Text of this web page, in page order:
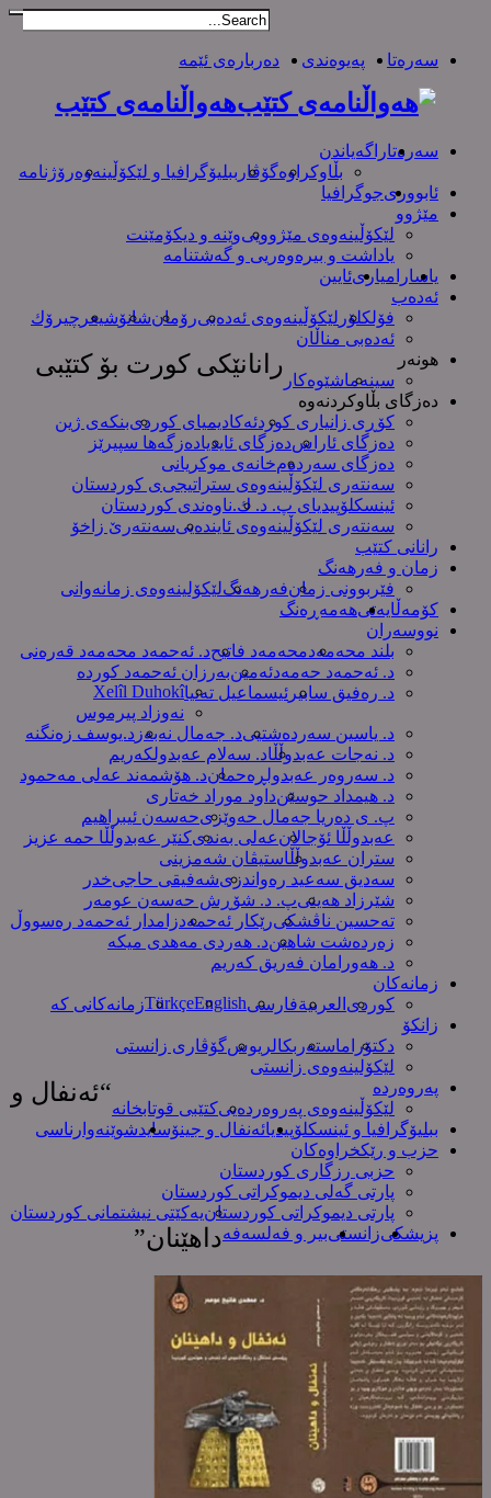
سەرەتا پەیوەندی دەربارەی ئێمە
هەواڵنامەی کتێب
سەرەتاراگەیاندن
بڵاوکراوەگۆڤار ببلیۆگرافیا و لێکۆڵینەوەرۆژنامە
ئابووریجوگرافیا
مێژوو
لێکۆڵینەوەی مێژووییوێنە و دیکۆمێنت
یاداشت و بیره‌وه‌ریی و گەشتنامە
یاسارامیاریئایین
ئەدەب
فۆلکلۆر لێکۆڵینەوەی ئەدەبیرۆمانشانۆشیعر چیرۆك
ئەدەبی مناڵان
هونەر
سینەماشێوەکار
دەزگای بڵاوکردنەوە
کۆڕی زانیاری کوردئەکادیمیای کوردیبنکەی ژین
دەزگای ئاراسدەزگای ئایدیادەزگەها سپیرێز
دەزگای سەردەمخانەی موکریانی
سەنتەری لێكۆڵینەوەی ستراتیجی‌ی كوردستان
ئینسکلۆپیدیای پ. د. ك.ناوەندی کوردستان
سەنتەری لێکۆڵینەوەى ئایندەییسەنتەرێ زاخۆ
رانانی کتێب
زمان و فەرهەنگ
فێربوونی زمانفەرهەنگلێکۆلینەوەی زمانەوانی
کۆمەڵایەتیهەمەڕەنگ
نووسەران
بلند محەمەدمحەمەد فاتیحد. ئەحمەد محەمەد قەرەنی
د. ئەحمەد حەمەدئەمینبەرزان ئەحمەد کورده
د. رەفیق سابیر ئیسماعیل تەنیاXelîl Duhokî
نەوزاد پیرموس
د. یاسین سەردەشتیید. جەمال نەبەز د.یوسف زه‌نگنه‌
د. نەجات عەبدوڵڵاد. سەلام عەبدولكەریم
د. سەروەر عەبدولڕەحماند. هۆشمەند عەلی مەحمود
د. هیمداد حوسێنداود موراد خەتاری
پ. ی دەریا جەمال حەوێزیحەسەن ئیبراهیم
عەبدوڵڵا ئۆجالانعەلی بەندیکنێر عەبدوڵڵا حمە عزیز
ستران عەبدوڵڵاستیڤان شەمزینی
سەدیق سەعید رەواندزیشه‌فیقی حاجی‌خدر
شێرزاد هەینیپ. د. شۆڕش حەسەن عومەر
تەحسین ناڤشکیرێکار ئەحمەدزامدار ئەحمەد رەسووڵ
زه‌رده‌شت شاهیند. هەردی مەهدی میکە
د. هەورامان فەریق كەریم
زمانەکان
کوردی العربیةفارسیEnglish
Türkçeزمانەکانی کە
زانکۆ
دکتۆرا ماستەر بکالریوسگۆڤاری زانستی
لێکۆلینەوەی زانستی
پەروەردە
لێکۆڵینەوەی پەروەردەییکتێبی قوتابخانە
ببلیۆگرافیا و ئینسکلۆپیدیائەنفال و جینۆسایدشوێنەوارناسی
حزب و رێکخراوەکان
حزبی رزگاری کوردستان
پارتی گەلی دیموکراتی کوردستان
پارتی دیموکراتی کوردستانیەکێتی نیشتمانی کوردستان
پزیشکیزانستیبیر و فەلسەفە
رانانێکی کورت بۆ کتێبی
“ئەنفال و
داهێنان”